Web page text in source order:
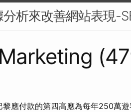
析來改善網站表現-
應付款的第四高應為每年250萬遊